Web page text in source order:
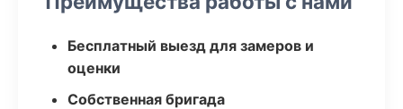
Бесплатный выезд для замеров и
оценки
Собственная бригада